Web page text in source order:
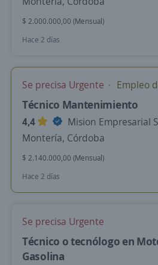
$ 2.000.000,00 (Mensual)
Hace 2 días
Se precisa Urgente Empleo
Técnico Mantenimiento
4,4
Mision Empresarial
Montería, Córdoba
$ 2.140.000,00 (Mensual)
Hace 2 días
Se precisa Urgente
Técnico o tecnólogo en
Gasolina